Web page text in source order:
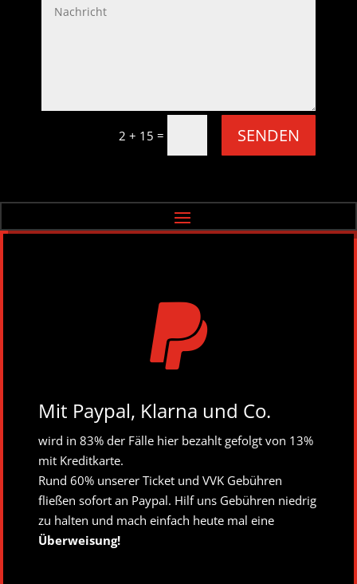
2 + 15 = SENDEN

Mit Paypal, Klarna und Co.
wird in 83% der Fälle hier bezahlt gefolgt von 13%
mit Kreditkarte.
Rund 60% unserer Ticket und VVK Gebühren
fließen sofort an Paypal. Hilf uns Gebühren niedrig
zu halten und mach einfach heute mal eine
Überweisung!